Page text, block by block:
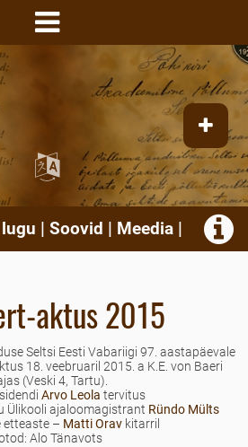
| Soovid | Meedia|
aktus 2015
Seltsi Eesti Vabariigi 97. aastapäevale
18. veebruaril 2015. a K.E. von Baeri
(Veski 4, Tartu).
Arvo Leola tervitus
Ülikooli ajaloomagistrant Ründo Mülts
etteaste – Matti Oravkitarril
Alo Tänavots